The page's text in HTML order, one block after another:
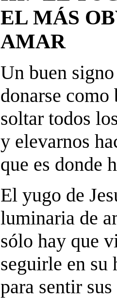
EL MÁS
AMAR
Un buen
donarse como
soltar todos
y elevarnos
que es donde
El yugo de
luminaria de
sólo hay que
seguirle en su
para sentir